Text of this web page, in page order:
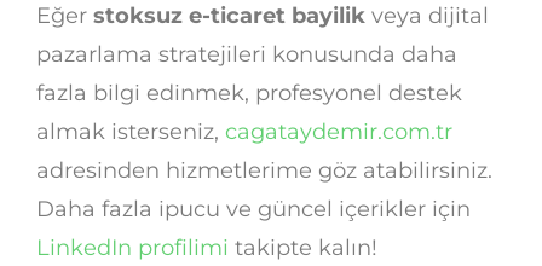
Eğer stoksuz e-ticaret bayilik veya dijital
pazarlama stratejileri konusunda daha
fazla bilgi edinmek, profesyonel destek
almak isterseniz, cagataydemir.com.tr
adresinden hizmetlerime göz atabilirsiniz.
Daha fazla ipucu ve güncel içerikler için
LinkedIn profilimi takipte kalın!